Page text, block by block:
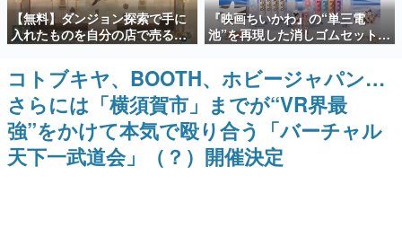
新世代に訊く
これからのデジタルゲーム市場を担う若きクリエイター達
の姿を追い、彼らのルーツと情熱を探っていきます。
ゲーム世代の作家たち
ゲームに多大な影響を受けた作家さんに取材し、ゲームが
日本のコンテンツ産業やカルチャーに与えた影響を探る企
画です。
日本モバイルゲーム産業史
日本のモバイルゲーム史における主要なトピック・タイト
【無料】ダンジョン探索で手に
入れたものを自分の店で売るゲ
ーム『Moonlighter』がSteam
にて無料配布中！続編
『Moonlighter 2』の9月2日正
式リリースを記念したキャンペ
ーン
『映画ちいかわ』の“単三電
池”を再現した消しゴムセットが
8月7日より発売決定。公式は
「在ったものを 消しながら いつ
かなくなる 永遠のいのち」と紹
介
コトブキヤ、BOOTH、ホビージャパン…
さらには「横須賀市」までが“VR界最
強”をかけて本気で殴り合う「バーチャル
天下一武道会」（？）開催決定